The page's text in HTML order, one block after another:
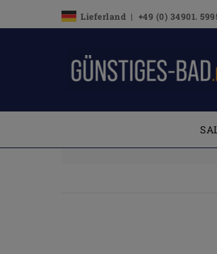
Lieferland | +49 (0) 34901.